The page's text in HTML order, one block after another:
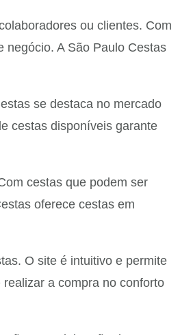
ou clientes. Com
negócio. A São Paulo Cestas
se destaca no mercado
cestas disponíveis garante
cestas que podem ser
oferece cestas em
O site é intuitivo e permite
a compra no conforto